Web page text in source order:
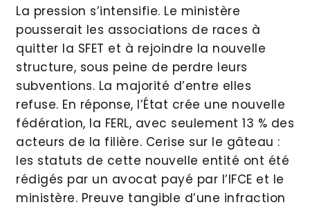
La pression s’intensifie. Le ministère
pousserait les associations de races à
quitter la SFET et à rejoindre la nouvelle
structure, sous peine de perdre leurs
subventions. La majorité d’entre elles
refuse. En réponse, l’État crée une nouvelle
fédération, la FERL, avec seulement 13 % des
acteurs de la filière. Cerise sur le gâteau :
les statuts de cette nouvelle entité ont été
rédigés par un avocat payé par l’IFCE et le
ministère. Preuve tangible d’une infraction